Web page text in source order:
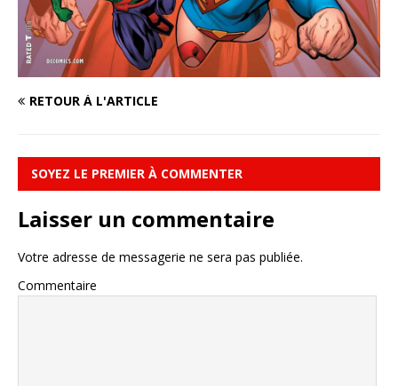
RETOUR À L'ARTICLE
SOYEZ LE PREMIER À COMMENTER
Laisser un commentaire
Votre adresse de messagerie ne sera pas publiée.
Commentaire